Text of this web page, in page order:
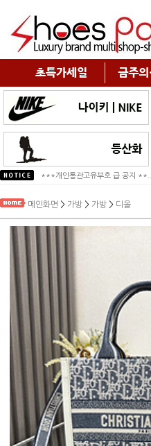
***개인통관고유부호 급 공지 **...
*2025년 추석연휴 배송안내*
메인화면 > 가방 > 가방 > 디올